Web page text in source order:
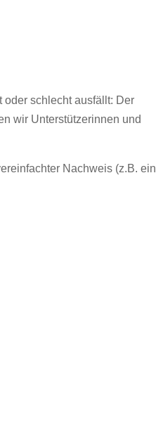
oder schlecht ausfällt: Der
wir Unterstützerinnen und
Nachweis (z.B. ein